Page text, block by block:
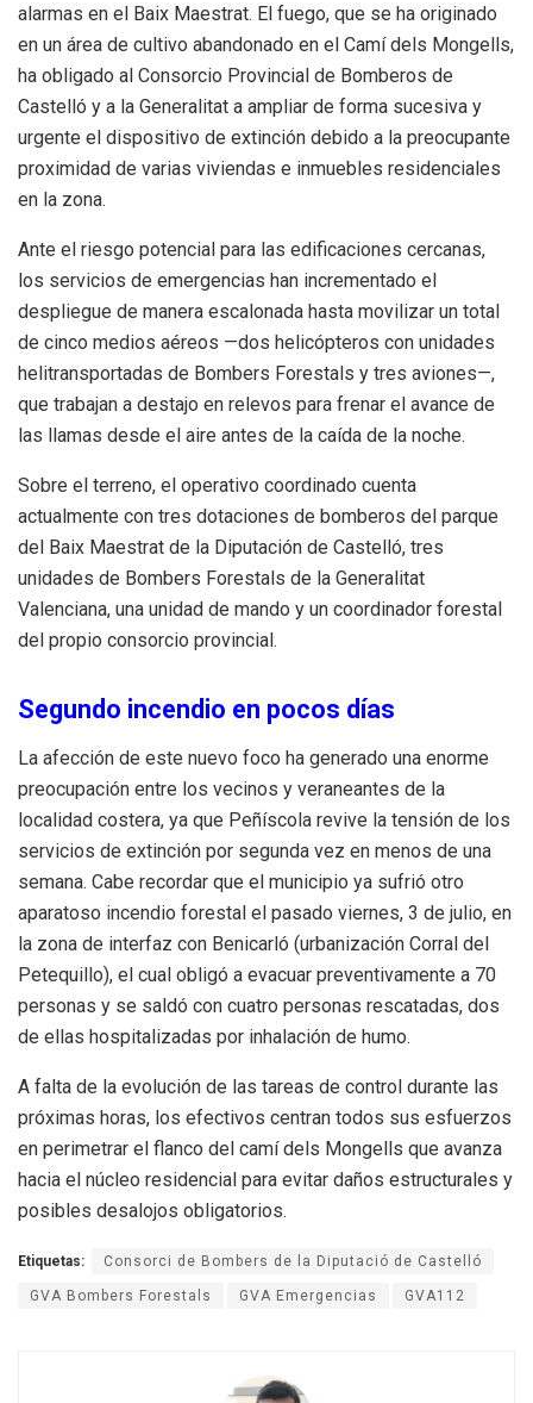
alarmas en el Baix Maestrat. El fuego, que se ha originado
en un área de cultivo abandonado en el Camí dels Mongells,
ha obligado al Consorcio Provincial de Bomberos de
Castelló y a la Generalitat a ampliar de forma sucesiva y
urgente el dispositivo de extinción debido a la preocupante
proximidad de varias viviendas e inmuebles residenciales
en la zona.
Ante el riesgo potencial para las edificaciones cercanas,
los servicios de emergencias han incrementado el
despliegue de manera escalonada hasta movilizar un total
de cinco medios aéreos —dos helicópteros con unidades
helitransportadas de Bombers Forestals y tres aviones—,
que trabajan a destajo en relevos para frenar el avance de
las llamas desde el aire antes de la caída de la noche.
Sobre el terreno, el operativo coordinado cuenta
actualmente con tres dotaciones de bomberos del parque
del Baix Maestrat de la Diputación de Castelló, tres
unidades de Bombers Forestals de la Generalitat
Valenciana, una unidad de mando y un coordinador forestal
del propio consorcio provincial.
Segundo incendio en pocos días
La afección de este nuevo foco ha generado una enorme
preocupación entre los vecinos y veraneantes de la
localidad costera, ya que Peñíscola revive la tensión de los
servicios de extinción por segunda vez en menos de una
semana. Cabe recordar que el municipio ya sufrió otro
aparatoso incendio forestal el pasado viernes, 3 de julio, en
la zona de interfaz con Benicarló (urbanización Corral del
Petequillo), el cual obligó a evacuar preventivamente a 70
personas y se saldó con cuatro personas rescatadas, dos
de ellas hospitalizadas por inhalación de humo.
A falta de la evolución de las tareas de control durante las
próximas horas, los efectivos centran todos sus esfuerzos
en perimetrar el flanco del camí dels Mongells que avanza
hacia el núcleo residencial para evitar daños estructurales y
posibles desalojos obligatorios.
Etiquetas: Consorci de Bombers de la Diputació de Castelló
GVA Bombers Forestals GVA Emergencias GVA112